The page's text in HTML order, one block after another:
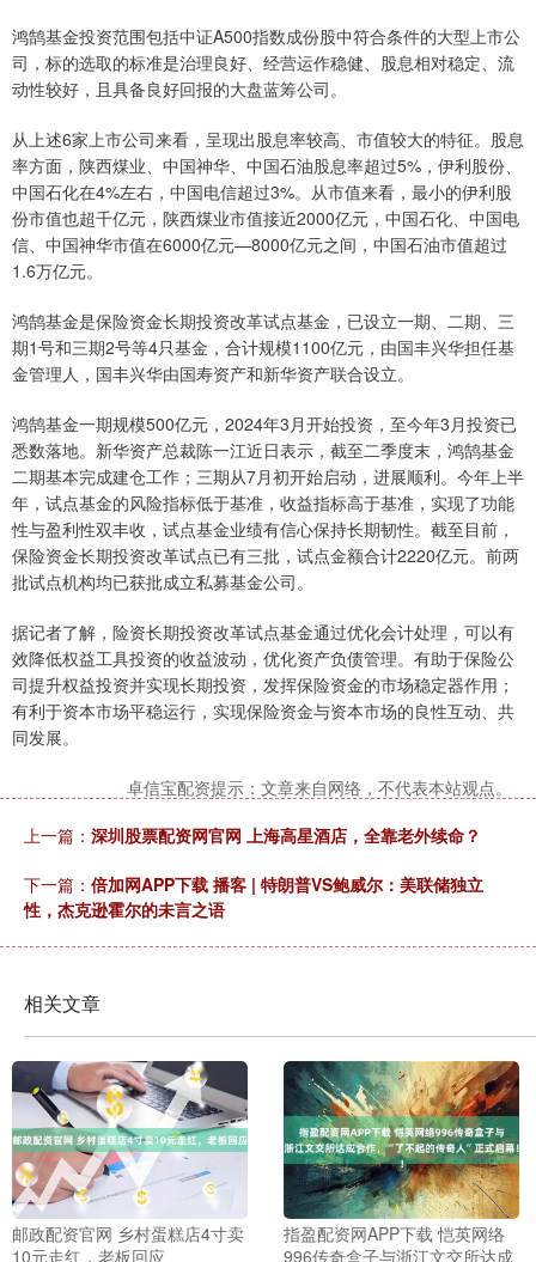
鸿鹄基金投资范围包括中证A500指数成份股中符合条件的大型上市公
司，标的选取的标准是治理良好、经营运作稳健、股息相对稳定、流
动性较好，且具备良好回报的大盘蓝筹公司。
从上述6家上市公司来看，呈现出股息率较高、市值较大的特征。股息
率方面，陕西煤业、中国神华、中国石油股息率超过5%，伊利股份、
中国石化在4%左右，中国电信超过3%。从市值来看，最小的伊利股
份市值也超千亿元，陕西煤业市值接近2000亿元，中国石化、中国电
信、中国神华市值在6000亿元—8000亿元之间，中国石油市值超过
1.6万亿元。
鸿鹄基金是保险资金长期投资改革试点基金，已设立一期、二期、三
期1号和三期2号等4只基金，合计规模1100亿元，由国丰兴华担任基
金管理人，国丰兴华由国寿资产和新华资产联合设立。
鸿鹄基金一期规模500亿元，2024年3月开始投资，至今年3月投资已
悉数落地。新华资产总裁陈一江近日表示，截至二季度末，鸿鹄基金
二期基本完成建仓工作；三期从7月初开始启动，进展顺利。今年上半
年，试点基金的风险指标低于基准，收益指标高于基准，实现了功能
性与盈利性双丰收，试点基金业绩有信心保持长期韧性。截至目前，
保险资金长期投资改革试点已有三批，试点金额合计2220亿元。前两
批试点机构均已获批成立私募基金公司。
据记者了解，险资长期投资改革试点基金通过优化会计处理，可以有
效降低权益工具投资的收益波动，优化资产负债管理。有助于保险公
司提升权益投资并实现长期投资，发挥保险资金的市场稳定器作用；
有利于资本市场平稳运行，实现保险资金与资本市场的良性互动、共
同发展。
卓信宝配资提示：文章来自网络，不代表本站观点。
上一篇： 深圳股票配资网官网 上海高星酒店，全靠老外续命？
下一篇： 倍加网APP下载 播客 | 特朗普VS鲍威尔：美联储独立
性，杰克逊霍尔的未言之语
相关文章
邮政配资官网 乡村蛋糕店4寸卖
10元走红，老板回应
指盈配资网APP下载 恺英网络
996传奇盒子与浙江文交所达成